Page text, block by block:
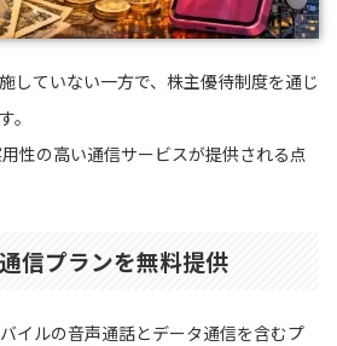
していない一方で、株主優待制度を通じ
。
性の高い通信サービスが提供される点
信プランを無料提供
イルの音声通話とデータ通信を含むプ